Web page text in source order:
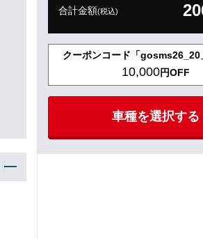
合計金額(税込)
クーポンコード「gosms26_20
10,000円OFF
車種を選択する